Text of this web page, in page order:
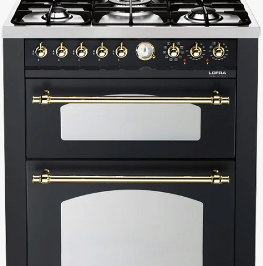
Wenn Sie moderne Kochtechnik bevorzugen, steht Ihnen alternativ der 70
effizienter Energie­nutzung und komfortablen Funktionen für den Alltag.
Unser Sortiment umfasst sowohl Gasherde als auch Induktionsherde,
sodass Sie die Kochtechnik wählen können, die am besten zu Ihren
persönlichen Kochgewohnheiten passt